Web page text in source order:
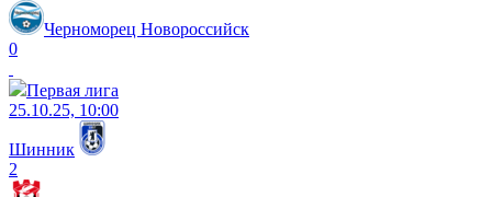
Черноморец Новороссийск
0
Первая лига
25.10.25, 10:00
Шинник
2